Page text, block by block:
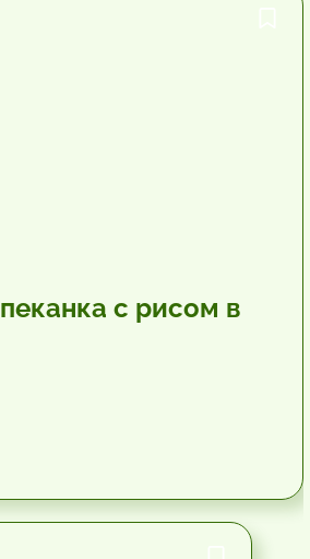
с рисом в